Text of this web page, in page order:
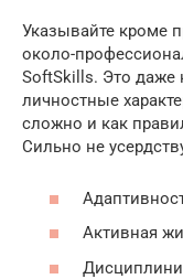
Указывайте кроме
около-
SoftSkills. Это даже
личностные
сложно и как
Сильно не
Активная